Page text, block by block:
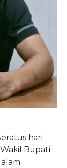
hari
Bupati